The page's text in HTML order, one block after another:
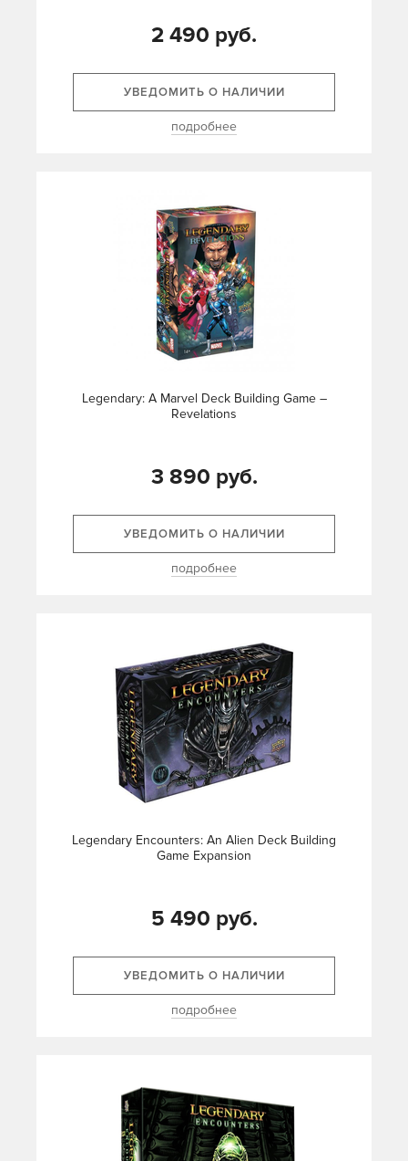
2 490 руб.
УВЕДОМИТЬ О НАЛИЧИИ
подробнее
Legendary: A Marvel Deck Building Game –
Revelations
3 890 руб.
УВЕДОМИТЬ О НАЛИЧИИ
подробнее
Legendary Encounters: An Alien Deck Building
Game Expansion
5 490 руб.
УВЕДОМИТЬ О НАЛИЧИИ
подробнее